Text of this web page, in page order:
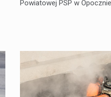
Powiatowej PSP w Opocznie